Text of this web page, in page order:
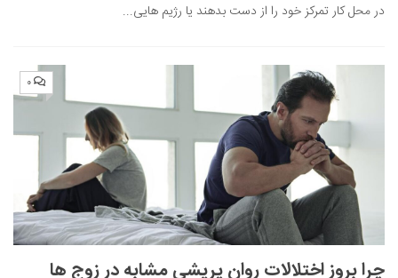
در محل کار تمرکز خود را از دست بدهند یا رژیم‌ هایی...
۰
چرا بروز اختلالات روان‌ پریشی مشابه در زوج‌ ها